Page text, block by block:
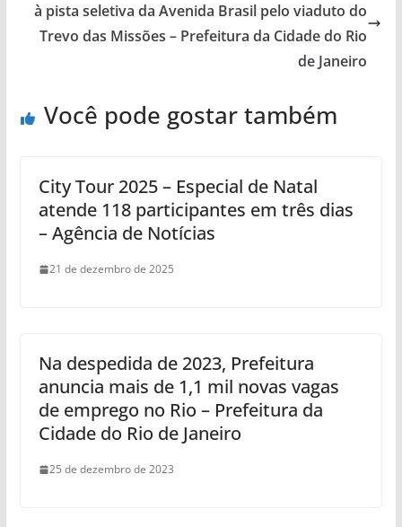
à pista seletiva da Avenida Brasil pelo viaduto do
Trevo das Missões – Prefeitura da Cidade do Rio
de Janeiro
Você pode gostar também
City Tour 2025 – Especial de Natal
atende 118 participantes em três dias
– Agência de Notícias
21 de dezembro de 2025
Na despedida de 2023, Prefeitura
anuncia mais de 1,1 mil novas vagas
de emprego no Rio – Prefeitura da
Cidade do Rio de Janeiro
25 de dezembro de 2023